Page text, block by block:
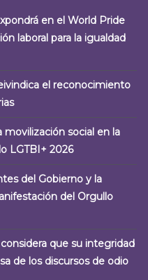
en el World Pride
laboral para la igualdad
el reconocimiento
movilización social en la
LGTBI+ 2026
del Gobierno y la
del Orgullo
que su integridad
de los discursos de odio